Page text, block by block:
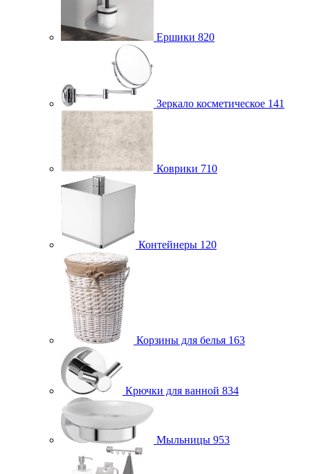
Ершики 820
Зеркало косметическое 141
Коврики 710
Контейнеры 120
Корзины для белья 163
Крючки для ванной 834
Мыльницы 953